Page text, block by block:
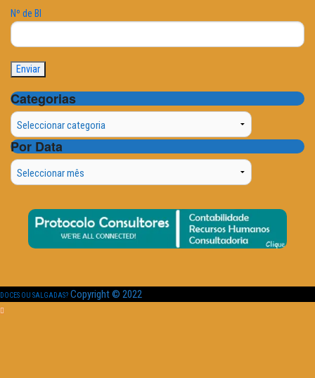
Nº de BI
Categorias
Categorias
Por Data
Por
Data
DOCES OU SALGADAS? Copyright © 2022